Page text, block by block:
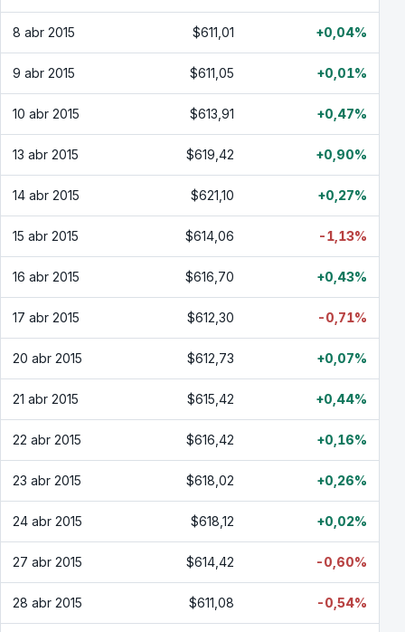
8 abr 2015 $611,01 +0,04%
9 abr 2015 $611,05 +0,01%
10 abr 2015 $613,91 +0,47%
13 abr 2015 $619,42 +0,90%
14 abr 2015 $621,10 +0,27%
15 abr 2015 $614,06 -1,13%
16 abr 2015 $616,70 +0,43%
17 abr 2015 $612,30 -0,71%
20 abr 2015 $612,73 +0,07%
21 abr 2015 $615,42 +0,44%
22 abr 2015 $616,42 +0,16%
23 abr 2015 $618,02 +0,26%
24 abr 2015 $618,12 +0,02%
27 abr 2015 $614,42 -0,60%
28 abr 2015 $611,08 -0,54%